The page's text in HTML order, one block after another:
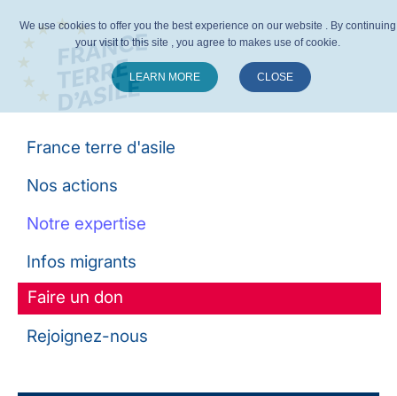
France terre d'asile
Nos actions
Notre expertise
Infos migrants
Faire un don
Rejoignez-nous
We use cookies to offer you the best experience on our website . By continuing
your visit to this site , you agree to makes use of cookie.
LEARN MORE CLOSE